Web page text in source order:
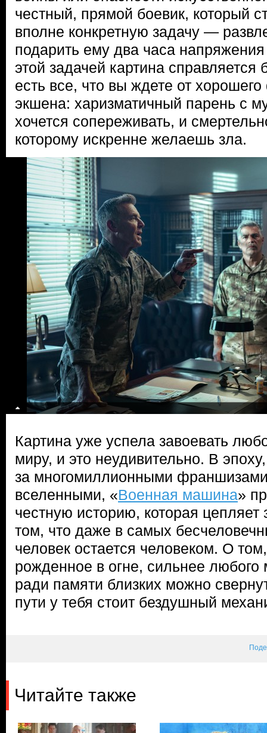
честный, прямой боевик, который
вполне конкретную задачу —
подарить ему два часа
этой задачей картина
есть все, что вы ждете от хорошего
экшена: харизматичный парень с
хочется сопереживать, и
которому искренне желаешь зла.
Картина уже успела завоевать
миру, и это неудивительно. В
за многомиллионными
вселенными, «Военная машина»
честную историю, которая
том, что даже в самых
человек остается человеком. О
рожденное в огне, сильнее
ради памяти близких можно
пути у тебя стоит бездушный
Читайте также